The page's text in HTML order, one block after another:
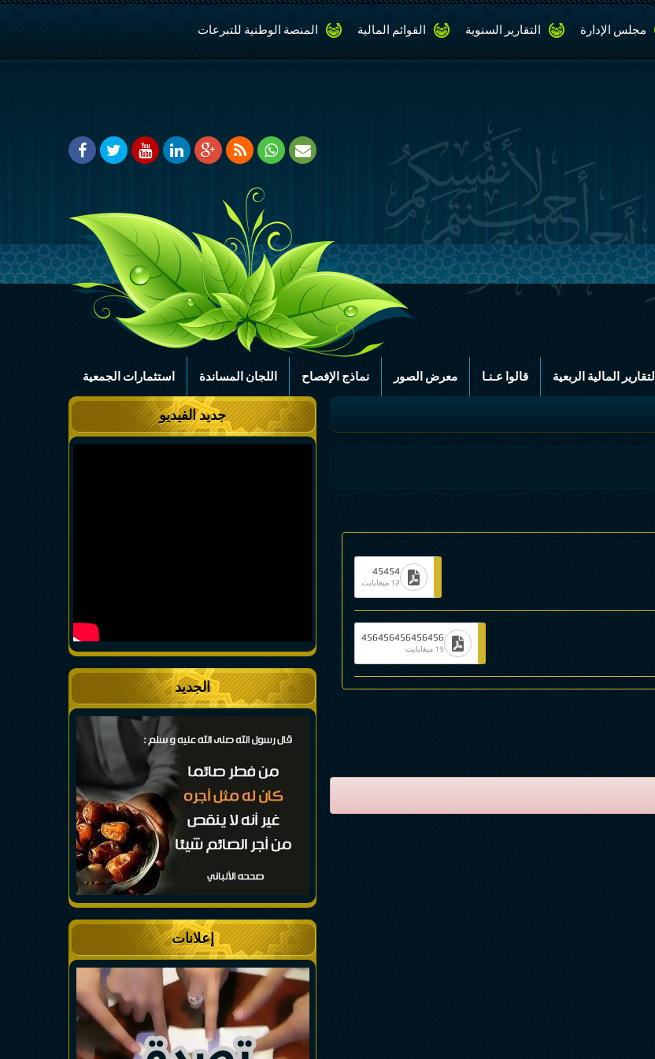
مجلس الإدارة التقارير السنوية القوائم المالية المنصة الوطنية للتبرعات
التقارير المالية الربعية قالوا عـنـا معرض الصور نماذج الإفصاح اللجان المساندة استثمارات الجمعية
45454
12 ميغابايت
456456456456456
19 ميغابايت
جديد الفيديو
الجديد
إعلانات